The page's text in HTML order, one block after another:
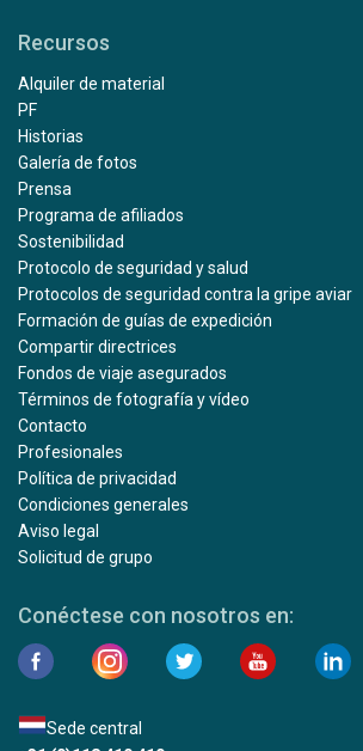
Recursos
Alquiler de material
PF
Historias
Galería de fotos
Prensa
Programa de afiliados
Sostenibilidad
Protocolo de seguridad y salud
Protocolos de seguridad contra la gripe aviar
Formación de guías de expedición
Compartir directrices
Fondos de viaje asegurados
Términos de fotografía y vídeo
Contacto
Profesionales
Política de privacidad
Condiciones generales
Aviso legal
Solicitud de grupo
Conéctese con nosotros en:
Sede central